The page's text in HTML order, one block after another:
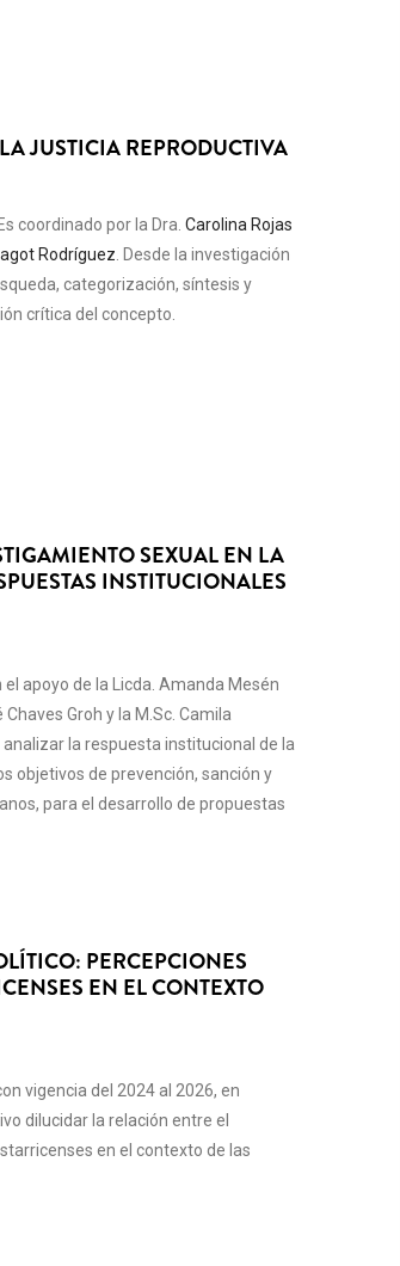
JUSTICIA REPRODUCTIVA
coordinado por la Dra. Carolina Rojas
Rodríguez . Desde la investigación
categorización, síntesis y
crítica del concepto.
SEXUAL EN LA
INSTITUCIONALES
apoyo de la Licda. Amanda Mesén
Groh y la M.Sc. Camila
la respuesta institucional de la
objetivos de prevención, sanción y
para el desarrollo de propuestas
PERCEPCIONES
EN EL CONTEXTO
vigencia del 2024 al 2026, en
dilucidar la relación entre el
en el contexto de las